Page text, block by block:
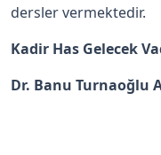
dersler vermektedir.
Kadir Has Gelecek
Dr. Banu Turnaoğlu